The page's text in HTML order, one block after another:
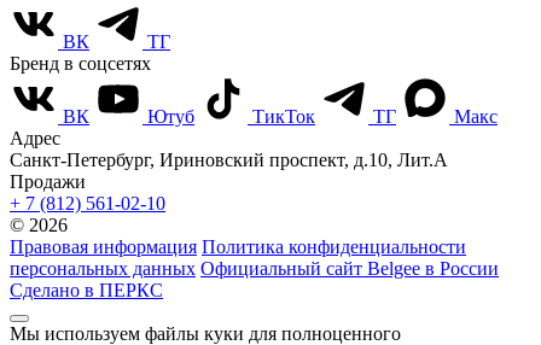
ВК
ТГ
Бренд в соцсетях
ВК Ютуб ТикТок ТГ
Макс
Адрес
Санкт-Петербург, Ириновский проспект, д.10, Лит.А
Продажи
+ 7 (812) 561-02-10
© 2026
Правовая информация Политика конфиденциальности
персональных данных Официальный сайт Belgee в России
Сделано в ПЕРКС
Мы используем файлы куки для полноценного